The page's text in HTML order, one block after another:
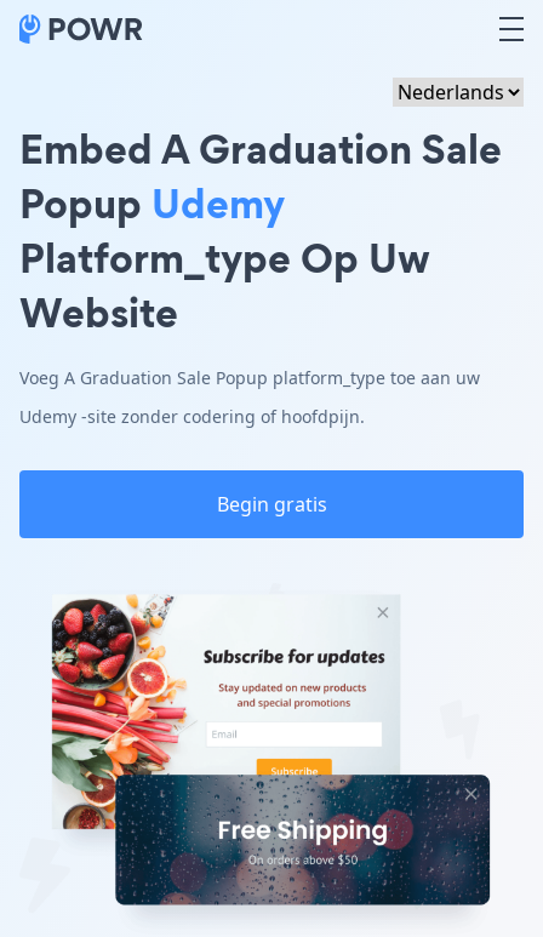
Embed A Graduation Sale
Popup Udemy
Platform_type Op Uw
Website
Voeg A Graduation Sale Popup platform_type toe aan uw
Udemy -site zonder codering of hoofdpijn.
Begin gratis